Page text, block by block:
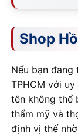
Shop
Nếu bạn
TPHCM với
tên không thể
thẩm mỹ và
định vị thế